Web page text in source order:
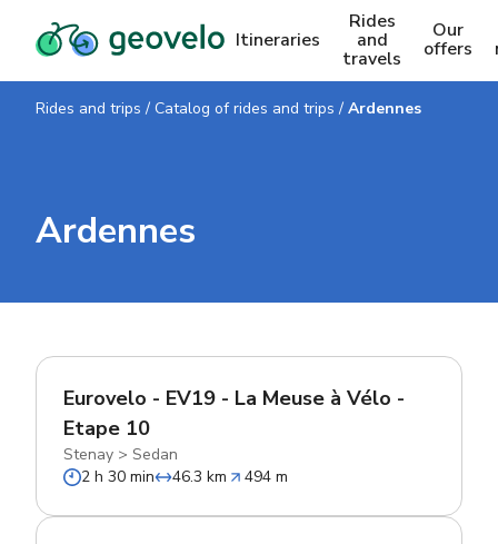
Itineraries
Rides
and
travels
Our
offers
Rides and trips / Catalog of rides and trips / Ardennes
Ardennes
Eurovelo - EV19 - La Meuse à Vélo -
Etape 10
Stenay > Sedan
2 h 30 min
46.3 km 494 m